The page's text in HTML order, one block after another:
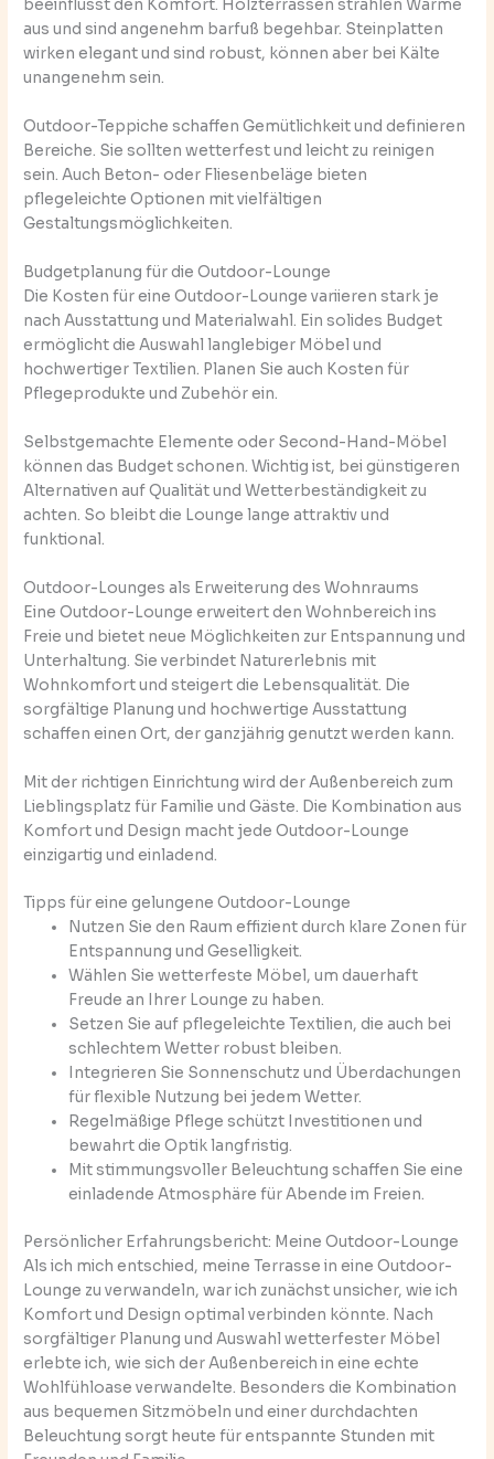
beeinflusst den Komfort. Holzterrassen strahlen Wärme
aus und sind angenehm barfuß begehbar. Steinplatten
wirken elegant und sind robust, können aber bei Kälte
unangenehm sein.
Outdoor-Teppiche schaffen Gemütlichkeit und definieren
Bereiche. Sie sollten wetterfest und leicht zu reinigen
sein. Auch Beton- oder Fliesenbeläge bieten
pflegeleichte Optionen mit vielfältigen
Gestaltungsmöglichkeiten.
Budgetplanung für die Outdoor-Lounge
Die Kosten für eine Outdoor-Lounge variieren stark je
nach Ausstattung und Materialwahl. Ein solides Budget
ermöglicht die Auswahl langlebiger Möbel und
hochwertiger Textilien. Planen Sie auch Kosten für
Pflegeprodukte und Zubehör ein.
Selbstgemachte Elemente oder Second-Hand-Möbel
können das Budget schonen. Wichtig ist, bei günstigeren
Alternativen auf Qualität und Wetterbeständigkeit zu
achten. So bleibt die Lounge lange attraktiv und
funktional.
Outdoor-Lounges als Erweiterung des Wohnraums
Eine Outdoor-Lounge erweitert den Wohnbereich ins
Freie und bietet neue Möglichkeiten zur Entspannung und
Unterhaltung. Sie verbindet Naturerlebnis mit
Wohnkomfort und steigert die Lebensqualität. Die
sorgfältige Planung und hochwertige Ausstattung
schaffen einen Ort, der ganzjährig genutzt werden kann.
Mit der richtigen Einrichtung wird der Außenbereich zum
Lieblingsplatz für Familie und Gäste. Die Kombination aus
Komfort und Design macht jede Outdoor-Lounge
einzigartig und einladend.
Tipps für eine gelungene Outdoor-Lounge
Nutzen Sie den Raum effizient durch klare Zonen für
Entspannung und Geselligkeit.
Wählen Sie wetterfeste Möbel, um dauerhaft
Freude an Ihrer Lounge zu haben.
Setzen Sie auf pflegeleichte Textilien, die auch bei
schlechtem Wetter robust bleiben.
Integrieren Sie Sonnenschutz und Überdachungen
für flexible Nutzung bei jedem Wetter.
Regelmäßige Pflege schützt Investitionen und
bewahrt die Optik langfristig.
Mit stimmungsvoller Beleuchtung schaffen Sie eine
einladende Atmosphäre für Abende im Freien.
Persönlicher Erfahrungsbericht: Meine Outdoor-Lounge
Als ich mich entschied, meine Terrasse in eine Outdoor-
Lounge zu verwandeln, war ich zunächst unsicher, wie ich
Komfort und Design optimal verbinden könnte. Nach
sorgfältiger Planung und Auswahl wetterfester Möbel
erlebte ich, wie sich der Außenbereich in eine echte
Wohlfühloase verwandelte. Besonders die Kombination
aus bequemen Sitzmöbeln und einer durchdachten
Beleuchtung sorgt heute für entspannte Stunden mit